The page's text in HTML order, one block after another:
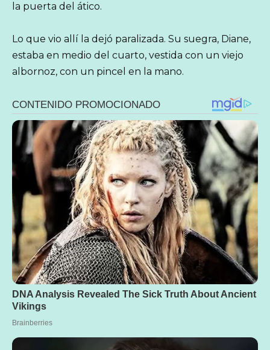
la puerta del ático.
Lo que vio allí la dejó paralizada. Su suegra, Diane,
estaba en medio del cuarto, vestida con un viejo
albornoz, con un pincel en la mano.